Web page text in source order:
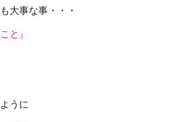
大事な事・・・
と』
うに